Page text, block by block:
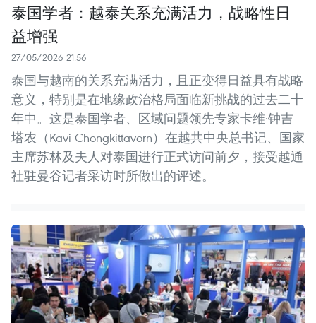
泰国学者：越泰关系充满活力，战略性日
益增强
27/05/2026 21:56
泰国与越南的关系充满活力，且正变得日益具有战略
意义，特别是在地缘政治格局面临新挑战的过去二十
年中。这是泰国学者、区域问题领先专家卡维·钟吉
塔农（Kavi Chongkittavorn）在越共中央总书记、国家
主席苏林及夫人对泰国进行正式访问前夕，接受越通
社驻曼谷记者采访时所做出的评述。